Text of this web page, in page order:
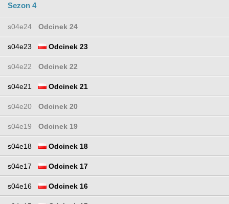
Sezon 4
s04e24 Odcinek 24
s04e23 Odcinek 23
s04e22 Odcinek 22
s04e21 Odcinek 21
s04e20 Odcinek 20
s04e19 Odcinek 19
s04e18 Odcinek 18
s04e17 Odcinek 17
s04e16 Odcinek 16